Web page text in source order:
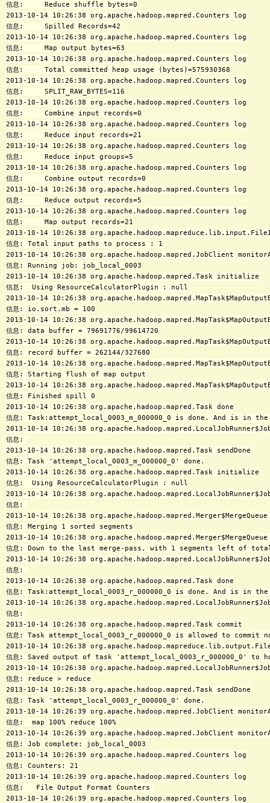
信息:     Reduce shuffle bytes=0
2013-10-14 10:26:38 org.apache.hadoop.mapred.Counters log
信息:     Spilled Records=42
2013-10-14 10:26:38 org.apache.hadoop.mapred.Counters log
信息:     Map output bytes=63
2013-10-14 10:26:38 org.apache.hadoop.mapred.Counters log
信息:     Total committed heap usage (bytes)=575930368
2013-10-14 10:26:38 org.apache.hadoop.mapred.Counters log
信息:     SPLIT_RAW_BYTES=116
2013-10-14 10:26:38 org.apache.hadoop.mapred.Counters log
信息:     Combine input records=0
2013-10-14 10:26:38 org.apache.hadoop.mapred.Counters log
信息:     Reduce input records=21
2013-10-14 10:26:38 org.apache.hadoop.mapred.Counters log
信息:     Reduce input groups=5
2013-10-14 10:26:38 org.apache.hadoop.mapred.Counters log
信息:     Combine output records=0
2013-10-14 10:26:38 org.apache.hadoop.mapred.Counters log
信息:     Reduce output records=5
2013-10-14 10:26:38 org.apache.hadoop.mapred.Counters log
信息:     Map output records=21
2013-10-14 10:26:38
信息: Total input paths to process : 1
2013-10-14 10:26:38 org.apache.hadoop.mapred.JobClient
信息: Running job: job_local_0003
2013-10-14 10:26:38 org.apache.hadoop.mapred.Task initialize
信息:  Using ResourceCalculatorPlugin : null
2013-10-14 10:26:38
信息: io.sort.mb = 100
2013-10-14 10:26:38
信息: data buffer = 79691776/99614720
2013-10-14 10:26:38
信息: record buffer = 262144/327680
2013-10-14 10:26:38
信息: Starting flush of map output
2013-10-14 10:26:38
信息: Finished spill 0
2013-10-14 10:26:38 org.apache.hadoop.mapred.Task done
信息: Task:attempt_local_0003_m_000000_0 is done. And is in
2013-10-14 10:26:38
信息:
2013-10-14 10:26:38 org.apache.hadoop.mapred.Task sendDone
信息: Task 'attempt_local_0003_m_000000_0' done.
2013-10-14 10:26:38 org.apache.hadoop.mapred.Task initialize
信息:  Using ResourceCalculatorPlugin : null
2013-10-14 10:26:38
信息:
2013-10-14 10:26:38 org.apache.hadoop.mapred.Merger$MergeQueue
信息: Merging 1 sorted segments
2013-10-14 10:26:38 org.apache.hadoop.mapred.Merger$MergeQueue
信息: Down to the last merge-pass, with 1 segments left of
2013-10-14 10:26:38
信息:
2013-10-14 10:26:38 org.apache.hadoop.mapred.Task done
信息: Task:attempt_local_0003_r_000000_0 is done. And is in
2013-10-14 10:26:38
信息:
2013-10-14 10:26:38 org.apache.hadoop.mapred.Task commit
信息: Task attempt_local_0003_r_000000_0 is allowed to commit
2013-10-14 10:26:38
信息: Saved output of task 'attempt_local_0003_r_000000_0' to
2013-10-14 10:26:38
信息: reduce > reduce
2013-10-14 10:26:38 org.apache.hadoop.mapred.Task sendDone
信息: Task 'attempt_local_0003_r_000000_0' done.
2013-10-14 10:26:39 org.apache.hadoop.mapred.JobClient
信息:  map 100% reduce 100%
2013-10-14 10:26:39 org.apache.hadoop.mapred.JobClient
信息: Job complete: job_local_0003
2013-10-14 10:26:39 org.apache.hadoop.mapred.Counters log
信息: Counters: 21
2013-10-14 10:26:39 org.apache.hadoop.mapred.Counters log
信息:   File Output Format Counters
2013-10-14 10:26:39 org.apache.hadoop.mapred.Counters log